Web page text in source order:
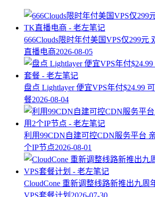
666Clouds限时年付美国VPS仅299元
直播电商2026-08-05
盘点 Lightlayer 便宜VPS年付$24.99
餐2026-08-04
利用99CDN自建可控CDN服务平台
个IP节点2026-08-01
CloudCone 重新调整线路新推出九周